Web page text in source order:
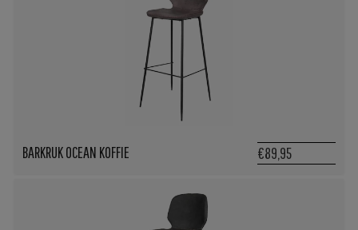
BARKRUK OCEAN KOFFIE €89,95